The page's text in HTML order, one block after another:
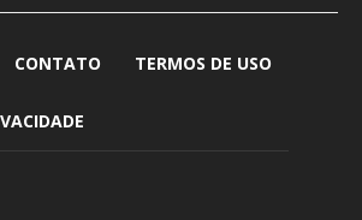
CONTATO TERMOS DE USO